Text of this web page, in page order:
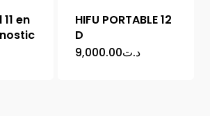
en
HIFU PORTABLE 12
D
د.ت9,000.00